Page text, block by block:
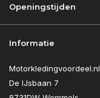
Openingstijden
Informatie
Motorkledingvoordeel.nl
De IJsbaan 7